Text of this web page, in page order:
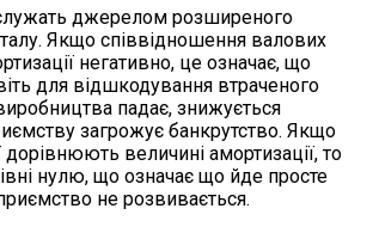
служать джерелом розширеного
Якщо співвідношення валових
негативно, це означає, що
для відшкодування втраченого
падає, знижується
загрожує банкрутство. Якщо
дорівнюють величині амортизації, то
нулю, що означає що йде просте
не розвивається.